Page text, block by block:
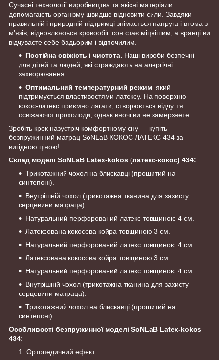
Сучасні технології виробництва та якісні матеріали
допомагають організму швидше відновити сили. Завдяки
правильній і природній підтримці знімається напруга і втома з
м'язів, відновлюється кровообіг, сон стає міцнішим, а вранці ви
відчуваєте себе бадьорим і відпочилим.
Постійна свіжість і чистота. Наші вироби безпечні
для дітей та людей, які страждають на алергічні
захворювання.
Оптимальний температурний режим, який
підтримується властивостями латексу. На поверхню
кокос-латекс приємно лягати, створюється відчуття
освіжаючої прохолоди, однак вночі ви не замерзнете.
Зробіть крок назустріч комфортному сну — купіть
безпружинний матрац SoNLaB КОКОС ЛАТЕКС 434 за
вигідною ціною!
Склад моделі SoNLaB Latex-kokos (латекс-кокос) 434:
Трикотажний чохол на блискавці (прошитий на
синтепоні).
Внутрішній чохол (трикотажна тканина для захисту
серцевини матраца).
Натуральний перфорований латекс товщиною 4 см.
Латексована кокосова койра товщиною 3 см.
Натуральний перфорований латекс товщиною 4 см.
Латексована кокосова койра товщиною 3 см.
Натуральний перфорований латекс товщиною 4 см.
Внутрішній чохол (трикотажна тканина для захисту
серцевини матраца).
Трикотажний чохол на блискавці (прошитий на
синтепоні).
Особливості безпружинної моделі SoNLaB Latex-kokos
434:
Ортопедичний ефект.